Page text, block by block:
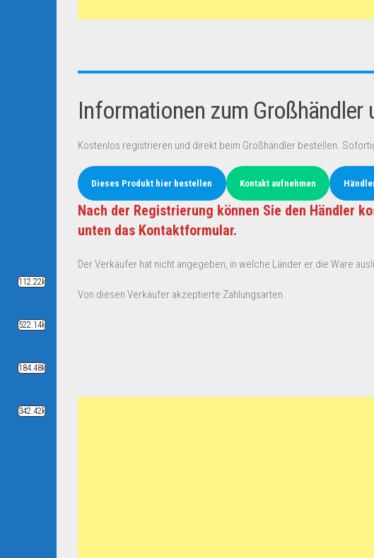
Informationen zum Großhändler
Kostenlos registrieren und direkt beim Großhändler bestellen.
Dieses Produkt hier bestellen Kontakt aufnehmen
Nach der Registrierung können Sie den Händler
unten das Kontaktformular.
Der Verkäufer hat nicht angegeben, in welche Länder er die Ware
Von diesen Verkäufer akzeptierte Zahlungsarten
112.22k
522.14k
184.48k
342.42k